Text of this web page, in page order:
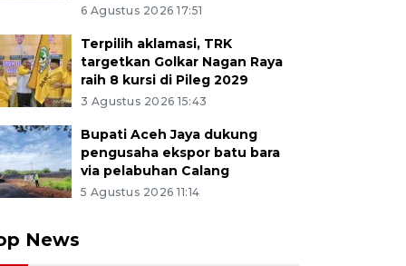
6 Agustus 2026 17:51
Terpilih aklamasi, TRK
targetkan Golkar Nagan Raya
raih 8 kursi di Pileg 2029
3 Agustus 2026 15:43
Bupati Aceh Jaya dukung
pengusaha ekspor batu bara
via pelabuhan Calang
5 Agustus 2026 11:14
News